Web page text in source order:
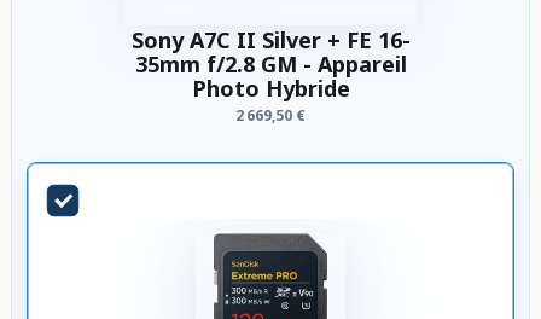
Sony A7C II Silver + FE 16-
35mm f/2.8 GM - Appareil
Photo Hybride
2 669,50 €